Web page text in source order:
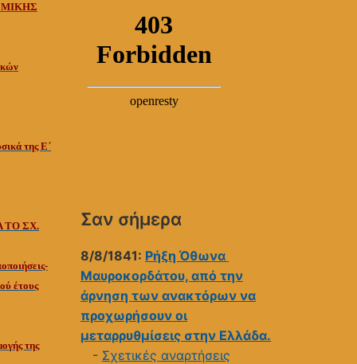
της Ε΄
ΤΟ ΣΧ.
έτους
της
Σαν σήμερα
8/8/1841: Ρήξη Όθωνα 
Μαυροκορδάτου, από την
άρνηση των ανακτόρων να
προχωρήσουν οι
μεταρρυθμίσεις στην Ελλάδα.
- Σχετικές αναρτήσεις